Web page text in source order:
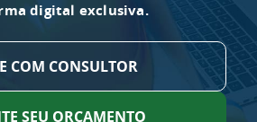
digital exclusiva.
COM CONSULTOR
SEU ORÇAMENTO